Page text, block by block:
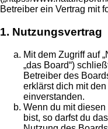
Betreiber ein Vertrag mit
1. Nutzungsvertrag
Mit dem Zugriff auf
„das Board“)
Betreiber des
erklärst dich mit
einverstanden.
Wenn du mit
bist, so darfst du